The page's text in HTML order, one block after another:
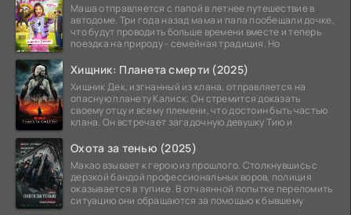
Маша отправляется с папой в летнее путешествие в
автодоме. Три года назад мама и папа пообещали дочке,
что будут проводить больше времени вместе и теперь
поездка на природу - семейная традиция. Но
Хищник: Планета смерти (2025)
Хищник Дек, изгнанный из клана, отправляется на
опасную планету Калиск. Он стремится доказать
своему отцу и всему племени, что достоин быть частью
клана. Он встречает загадочную девушку Тию и
Охота за тенью (2025)
Макао взывает к герою из прошлого. Столкнувшись с
дерзкой бандой профессиональных воров, полиция
оказывается в тупике. В отчаянной попытке переломить
ситуацию они обращаются за помощью к бывшему